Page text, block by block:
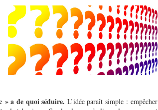
» a de quoi séduire. L’idée paraît simple : empêcher